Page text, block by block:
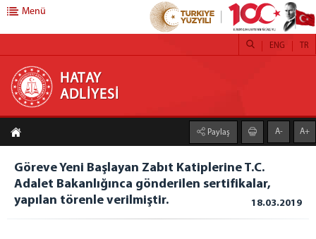
HATAY ADLİYESİ
ANA SAYFA
ADLİYEMİZ
HATAY ADLİYESİ
PROJELERİMİZ
YILLIK FAALİYET RAPORLARI
Menü
HATAY
ADLİYESİ
TR
ENG
Paylaş A- A+
Göreve Yeni Başlayan Zabıt Katiplerine T.C.
Adalet Bakanlığınca gönderilen sertifikalar,
yapılan törenle verilmiştir.
18.03.2019